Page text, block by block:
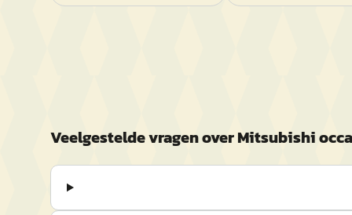
Veelgestelde vragen overMitsubishi